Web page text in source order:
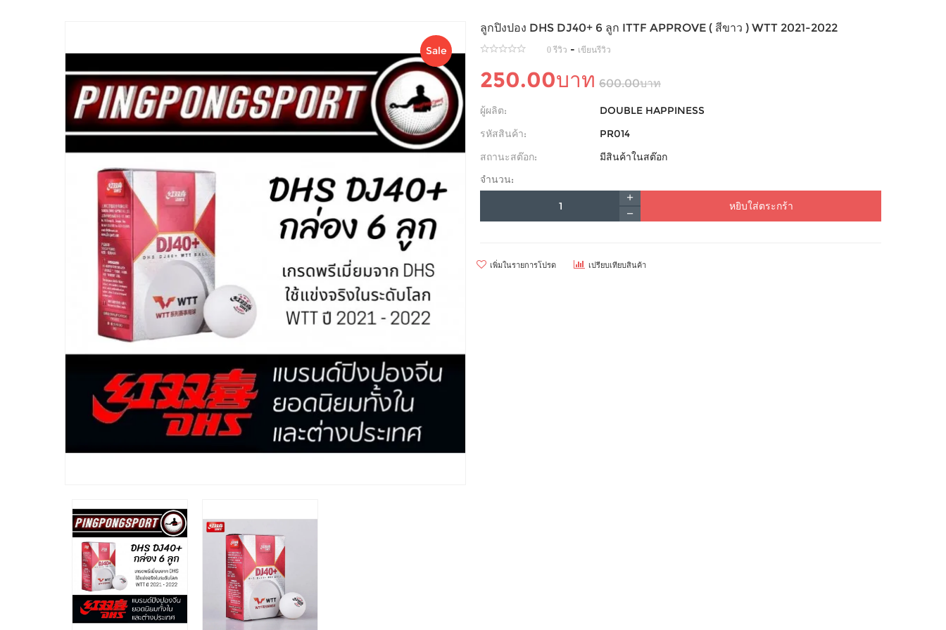
Sale
ลูกปิงปอง DHS DJ40+ 6 ลูก ITTF APPROVE ( สีขาว ) WTT 2021-2022
0 รีวิว - เขียนรีวิว
250.00บาท 600.00บาท
ผู้ผลิต:
DOUBLE HAPPINESS
รหัสสินค้า:
PR014
สถานะสต๊อก:
มีสินค้าในสต๊อก
จำนวน:
หยิบใส่ตระกร้า
เพิ่มในรายการโปรด เปรียบเทียบสินค้า